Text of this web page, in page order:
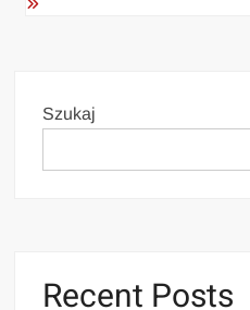
Szukaj
Recent Posts